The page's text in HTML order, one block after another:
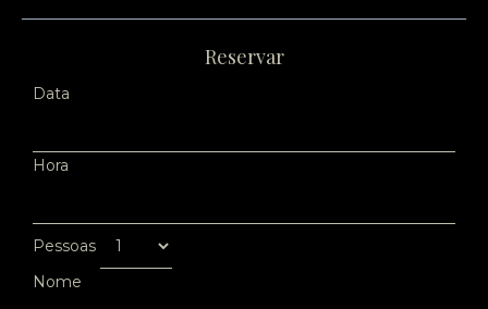
Reservar
Data
Hora
Pessoas
Nome